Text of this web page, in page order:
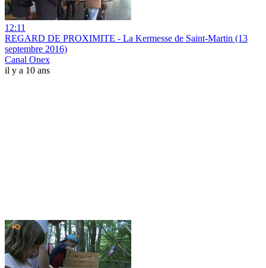
12:11
REGARD DE PROXIMITE - La Kermesse de Saint-Martin (13
septembre 2016)
Canal Onex
il y a 10 ans